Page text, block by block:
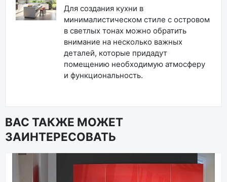
Для создания кухни в
минималистическом стиле с островом
в светлых тонах можно обратить
внимание на несколько важных
деталей, которые придадут
помещению необходимую атмосферу
и функциональность.
ВАС ТАКЖЕ МОЖЕТ
ЗАИНТЕРЕСОВАТЬ